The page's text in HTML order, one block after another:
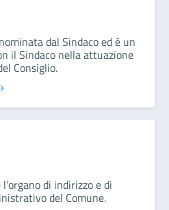
dal Sindaco ed è un
il Sindaco nella attuazione
Consiglio.
di indirizzo e di
del Comune.